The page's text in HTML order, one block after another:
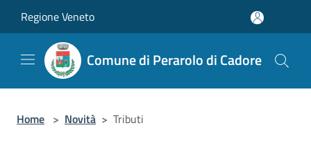
Regione Veneto
Comune di Perarolo di Cadore
Home > Novità > Tributi